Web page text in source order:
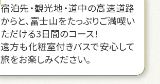
宿泊先・観光地・道中の高速道路
からと、富士山をたっぷりご満喫い
ただける3日間のコース！
遠方も化粧室付きバスで安心して
旅をお楽しみください。